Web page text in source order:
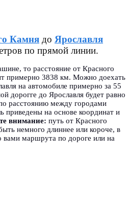
Камня до Ярославля
по прямой линии.
то расстояние от Красного
примерно 3838 км. Можно доехать
на автомобиле примерно за 55
дорогге до Ярославля будет равно
расстоянию между городами
приведены на основе координат и
внимание: путь от Красного
немного длиннее или короче, в
вами маршрута по дороге или на